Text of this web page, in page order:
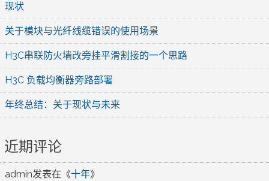
现状
关于模块与光纤线缆错误的使用场景
H3C串联防火墙改旁挂平滑割接的一个思路
H3C 负载均衡器旁路部署
年终总结：关于现状与未来
近期评论
admin发表在《十年》